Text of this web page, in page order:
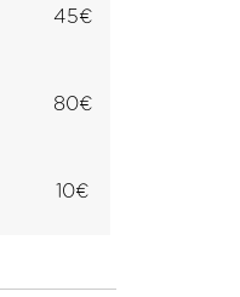
45€
80€
10€